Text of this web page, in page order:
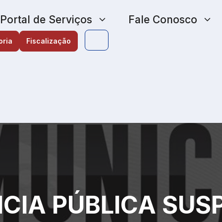
Portal de Serviços Fale Conosco
Fiscalização
PÚBLICA